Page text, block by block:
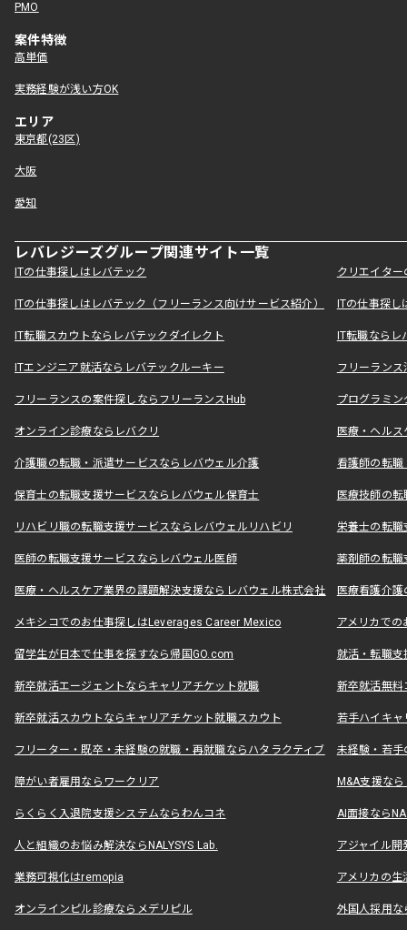
PMO
案件特徴
高単価
実務経験が浅い方OK
エリア
東京都(23区)
大阪
愛知
レバレジーズグループ関連サイト一覧
ITの仕事探しはレバテック クリエイタ
ITの仕事探しはレバテック（フリーランス向けサービス紹介） ITの仕事探
IT転職スカウトならレバテックダイレクト IT転職なら
ITエンジニア就活ならレバテックルーキー フリーラン
フリーランスの案件探しならフリーランスHub プログラミ
オンライン診療ならレバクリ 医療・ヘル
介護職の転職・派遣サービスならレバウェル介護 看護師の転
保育士の転職支援サービスならレバウェル保育士 医療技師の
リハビリ職の転職支援サービスならレバウェルリハビリ 栄養士の転
医師の転職支援サービスならレバウェル医師 薬剤師の転
医療・ヘルスケア業界の課題解決支援ならレバウェル株式会社 医療看護介
メキシコでのお仕事探しはLeverages Career Mexico アメリカで
留学生が日本で仕事を探すなら帰国GO.com 就活・転職
新卒就活エージェントならキャリアチケット就職 新卒就活無料
新卒就活スカウトならキャリアチケット就職スカウト 若手ハイキ
フリーター・既卒・未経験の就職・再就職ならハタラクティブ 未経験・若手
障がい者雇用ならワークリア M&A支援な
らくらく入退院支援システムならわんコネ AI面接なら
人と組織のお悩み解決ならNALYSYS Lab. アジャイル
業務可視化はremopia アメリカの
オンラインピル診療ならメデリピル 外国人採用